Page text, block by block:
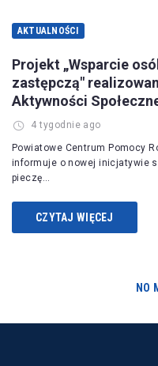
AKTUALNOŚCI
Projekt „Wsparcie
zastępczą"
Aktywności
4 tygodnie ago
Powiatowe Centrum Pomocy
informuje o nowej inicjatywie
pieczę…
CZYTAJ WIĘCEJ
NO